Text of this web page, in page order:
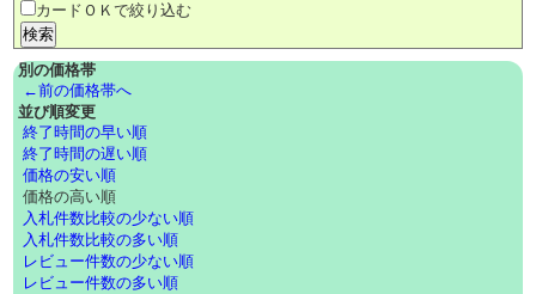
カードＯＫで絞り込む
別の価格帯
←前の価格帯へ
並び順変更
終了時間の早い順
終了時間の遅い順
価格の安い順
価格の高い順
入札件数比較の少ない順
入札件数比較の多い順
レビュー件数の少ない順
レビュー件数の多い順